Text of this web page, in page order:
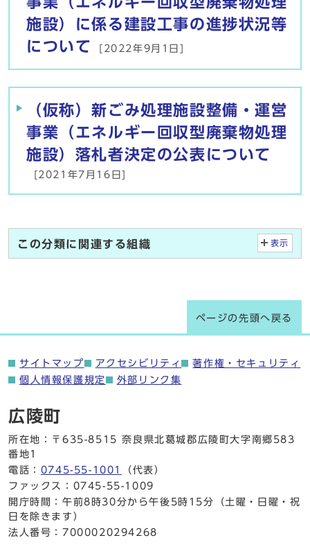
施設）に係る建設工事の進捗状況等
について
[2022年9月1日]
（仮称）新ごみ処理施設整備・運営
事業（エネルギー回収型廃棄物処理
施設）落札者決定の公表について
[2021年7月16日]
この分類に関連する組織 表示
ページの先頭へ戻る
サイトマップ アクセシビリティ
著作権・セキュリティ
個人情報保護規定
外部リンク集
広陵町
所在地：〒635-8515 奈良県北葛城郡広陵町大字南郷583
番地1
電話： 0745-55-1001
（代表）
ファックス：0745-55-1009
開庁時間：午前8時30分から午後5時15分（土曜・日曜・祝
日を除きます）
法人番号：7000020294268